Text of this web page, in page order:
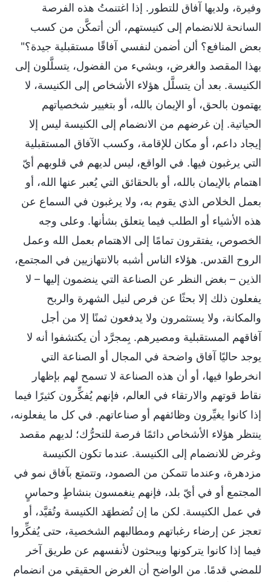
وفيرة، ولديها آفاق للتطور. إذا اغتنمتُ هذه الفرصة
السانحة للانضمام إلى كنيستهم، ألن أتمكَّن من كسب
بعض المنافع؟ ألن أضمن لنفسي آفاقًا مستقبلية جيدة؟"
بهذا المقصد والغرض، وبشيء من الفضول، يتسلَّلون إلى
الكنيسة. بعد أن يتسلَّل هؤلاء الأشخاص إلى الكنيسة، لا
يهتمون بالحق، أو الإيمان بالله، أو بتغيير شخصياتهم
الحياتية. إن غرضهم من الانضمام إلى الكنيسة ليس إلا
إيجاد داعم، أو مكان للإقامة، وكسب الآفاق المستقبلية
التي يرغبون فيها. في الواقع، ليس لديهم في قلوبهم أيّ
اهتمام بالإيمان بالله، أو بالحقائق التي يُعبر عنها الله، أو
بعمل الخلاص الذي يقوم به، ولا يرغبون في السماع عن
هذه الأشياء أو الطلب فيما يتعلق بشأنها. وعلى وجه
الخصوص، يفتقرون تمامًا إلى الاهتمام بعمل الله وعمل
الروح القدس. هؤلاء الناس أشبه بالانتهازيين في المجتمع،
الذين – بغض النظر عن الصناعة التي ينضمون إليها – لا
يفعلون ذلك إلا بحثًا عن فرص لنيل الشهرة والربح
والمكانة، ولا يستثمرون ولا يدفعون ثمنًا إلا من أجل
آفاقهم المستقبلية ومصيرهم. بِمجرَّد أن يكتشفوا أنه لا
يوجد حاليًا آفاق واضحة في المجال أو الصناعة التي
انخرطوا فيها، أو أن هذه الصناعة لا تسمح لهم بإظهار
نقاط قوتهم والارتقاء في العالم، فإنهم يُفكِّرون كثيرًا فيما
إذا كانوا يغيِّرون وظائفهم أو صناعاتهم. في كل ما يفعلونه،
ينتظر هؤلاء الأشخاص دائمًا فرصة للتحرُّك؛ لديهم مقصد
وغرض للانضمام إلى الكنيسة. عندما تكون الكنيسة
مزدهرة، وعندما تتمكن من الصمود، وتتمتع بآفاق نمو في
المجتمع أو في أيّ بلد، فإنهم ينغمسون بنشاطٍ وحماسٍ
في عمل الكنيسة. لكن ما إن تُضطهَد الكنيسة وتُقيَّد، أو
تعجز عن إرضاء رغباتهم ومطالبهم الشخصية، حتى يُفكِّروا
فيما إذا كانوا يتركونها ويبحثون لأنفسهم عن طريق آخر
للمضي قدمًا. من الواضح أن الغرض الحقيقي من انضمام